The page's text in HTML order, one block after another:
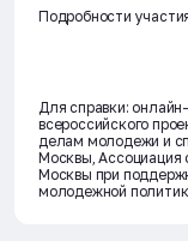
Подробности
Для справки:
всероссийского
делам молодежи и
Москвы, Ассоциация
Москвы при
молодежной